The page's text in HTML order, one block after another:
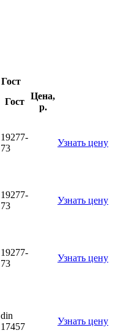
Гост
Гост
Цена,
р.
19277-
73
Узнать цену
19277-
73
Узнать цену
19277-
73
Узнать цену
din
17457
Узнать цену